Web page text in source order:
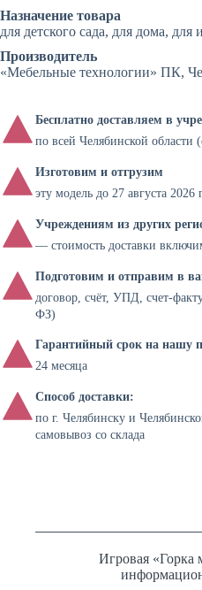
Назначение товара
для детского сада, для дома, для
Производитель
«Мебельные технологии» ПК,
Бесплатно доставляем в
по всей Челябинской области
Изготовим и отгрузим
эту модель до 27 августа 2026
Учреждениям из других
— стоимость доставки
Подготовим и отправим в
договор, счёт, УПД, счет-
ФЗ)
Гарантийный срок на нашу
24 месяца
Способ доставки:
по г. Челябинску и
самовывоз со склада
Игровая «Горка